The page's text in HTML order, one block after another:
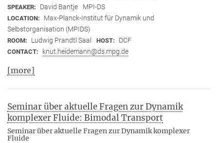
SPEAKER: David Bantje MPI-DS
LOCATION:
Max-Planck-Institut für Dynamik und
Selbstorganisation (MPIDS)
ROOM: Ludwig Prandtl Saal HOST: DCF
CONTACT: knut.heidemann@ds.mpg.de
[more]
Seminar über aktuelle Fragen zur Dynamik
komplexer Fluide: Bimodal Transport
Seminar über aktuelle Fragen zur Dynamik komplexer
Fluide